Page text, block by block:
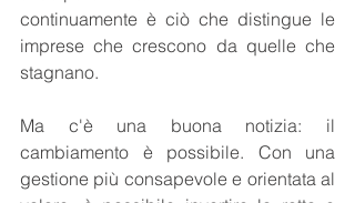
continuamente è ciò che distingue le
imprese che crescono da quelle che
stagnano.
Ma c'è una buona notizia: il
cambiamento è possibile. Con una
gestione più consapevole e orientata al